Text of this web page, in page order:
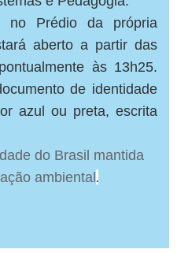
no Prédio da própria
aberto a partir das
às 13h25.
de identidade
azul ou preta, escrita
do Brasil mantida
ambiental .